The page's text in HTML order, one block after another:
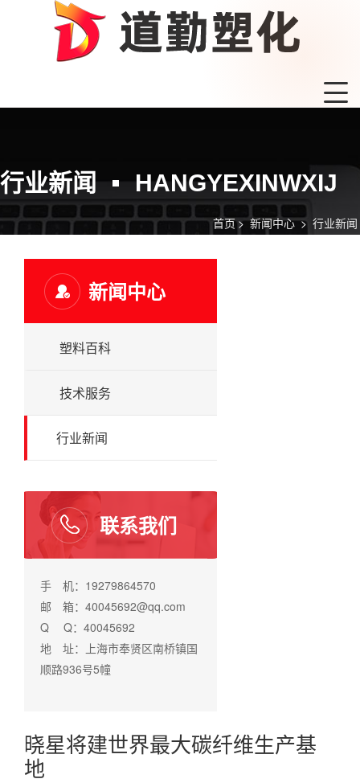
行业新闻 HANGYEXINWXIJ
首页 >新闻中心> 行业新闻
新闻中心
塑料百科
技术服务
行业新闻
联系我们
手 机：19279864570
邮 箱：40045692@qq.com
Q Q：40045692
地 址：上海市奉贤区南桥镇国
顺路936号5幢
晓星将建世界最大碳纤维生产基
地